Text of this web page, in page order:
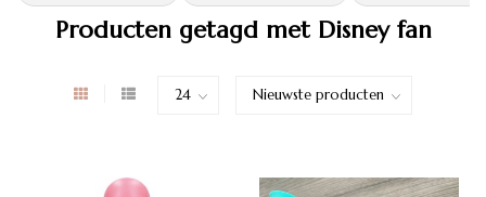
Producten getagd met Disney fan